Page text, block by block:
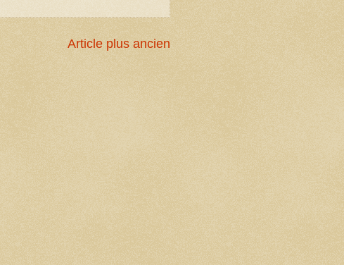
Article plus ancien